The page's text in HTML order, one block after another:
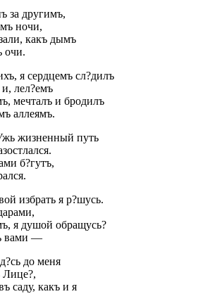
за другимъ,
ночи,
какъ дымъ
очи.
я сердцемъ сл?дилъ
лел?емъ
мечталъ и бродилъ
аллеямъ.
жизненный путь
б?гутъ,
избрать я р?шусь.
я душой обращусь?
вами —
до меня
Лице?,
саду, какъ и я